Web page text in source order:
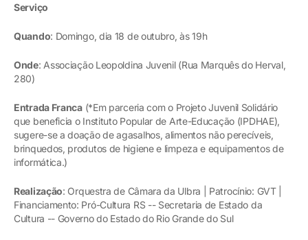
Serviço
Quando: Domingo, dia 18 de outubro, às 19h
Onde: Associação Leopoldina Juvenil (Rua Marquês do Herval,
280)
Entrada Franca(*Em parceria com o Projeto Juvenil Solidário
que beneficia o Instituto Popular de Arte-Educação (IPDHAE),
sugere-se a doação de agasalhos, alimentos não perecíveis,
brinquedos, produtos de higiene e limpeza e equipamentos de
informática.)
Realização: Orquestra de Câmara da Ulbra | Patrocínio: GVT |
Financiamento: Pró-Cultura RS -- Secretaria de Estado da
Cultura -- Governo do Estado do Rio Grande do Sul